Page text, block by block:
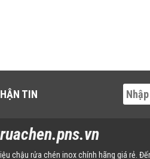
TIN
chậu rửa chén inox chính hãng giá rẻ.